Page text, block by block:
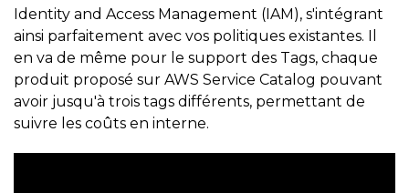
Identity and Access Management (IAM), s'intégrant
ainsi parfaitement avec vos politiques existantes. Il
en va de même pour le support des Tags, chaque
produit proposé sur AWS Service Catalog pouvant
avoir jusqu'à trois tags différents, permettant de
suivre les coûts en interne.